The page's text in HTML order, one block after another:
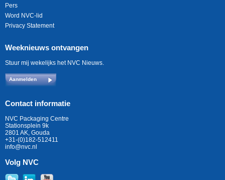
Pers
Word NVC-lid
Privacy Statement
Weeknieuws ontvangen
Stuur mij wekelijks het NVC Nieuws.
Aanmelden
Contact informatie
NVC Packaging Centre
Stationsplein 9k
2801 AK, Gouda
+31-(0)182-512411
info@nvc.nl
Volg NVC